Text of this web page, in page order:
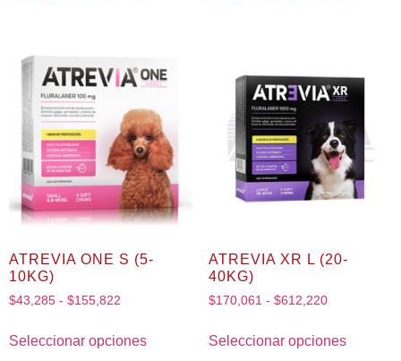
ATREVIA ONE S (5-
10KG)
$43,285 - $155,822
Seleccionar opciones
ATREVIA XR L (20-
40KG)
$170,061 - $612,220
Seleccionar opciones